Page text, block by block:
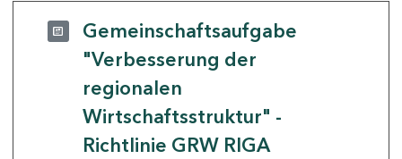
Gemeinschaftsaufgabe
"Verbesserung der
regionalen
Wirtschaftsstruktur" -
Richtlinie GRW RIGA